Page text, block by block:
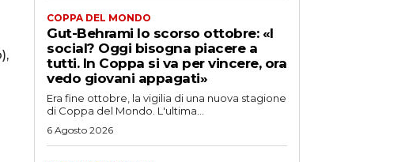
COPPA DEL MONDO
Gut-Behrami lo scorso ottobre: «I
social? Oggi bisogna piacere a
tutti. In Coppa si va per vincere, ora
vedo giovani appagati»
Era fine ottobre, la vigilia di una nuova stagione
di Coppa del Mondo. L'ultima...
6 Agosto 2026